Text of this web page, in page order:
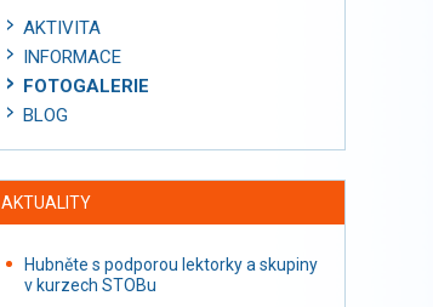
AKTIVITA
INFORMACE
FOTOGALERIE
BLOG
AKTUALITY
Hubněte s podporou lektorky a skupiny
v kurzech STOBu